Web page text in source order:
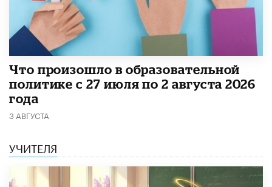
​Что произошло в образовательной
политике с 27 июля по 2 августа 2026
года
3 АВГУСТА
УЧИТЕЛЯ